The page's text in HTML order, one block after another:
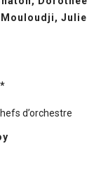
Mouloudji, Julie
d’orchestre